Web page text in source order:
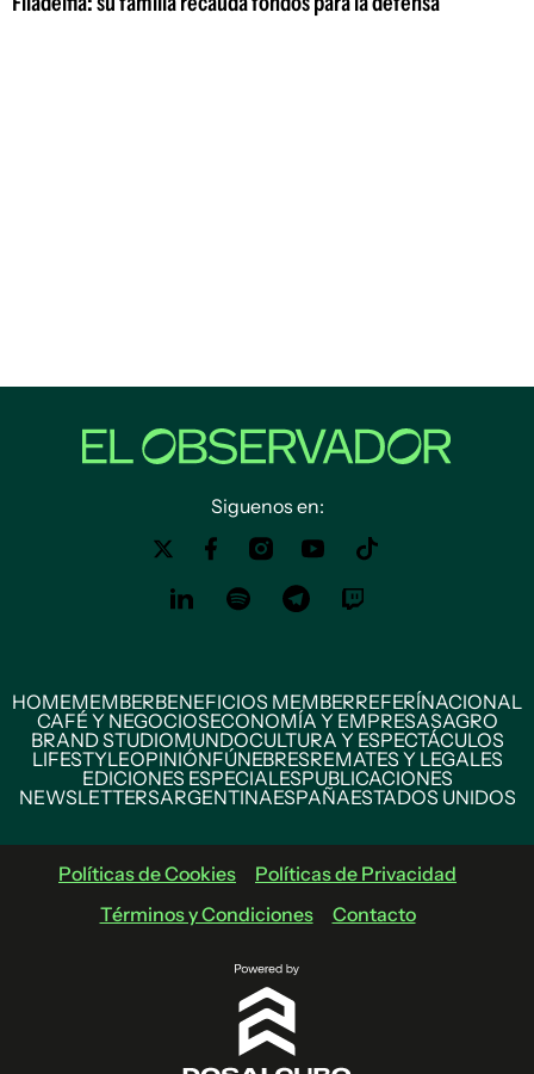
Siguenos en:
HOMEMEMBERBENEFICIOS MEMBERREFERÍNACIONAL
CAFÉ Y NEGOCIOSECONOMÍA Y EMPRESASAGRO
BRAND STUDIOMUNDOCULTURA Y ESPECTÁCULOS
LIFESTYLEOPINIÓNFÚNEBRESREMATES Y LEGALES
EDICIONES ESPECIALESPUBLICACIONES
NEWSLETTERSARGENTINAESPAÑAESTADOS UNIDOS
Políticas de Cookies
Políticas de Privacidad
Términos y Condiciones
Contacto